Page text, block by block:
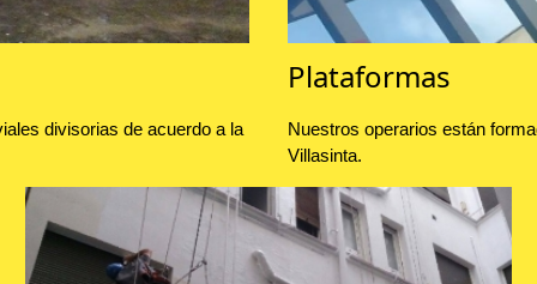
divisorias de acuerdo a la
Plataformas
Nuestros operarios están
Villasinta.